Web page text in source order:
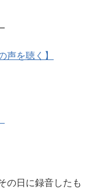
声を聴く】
の日に録音したも